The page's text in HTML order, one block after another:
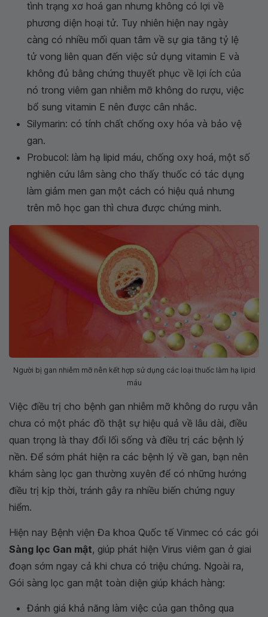
tình trạng xơ hoá gan nhưng không có lợi về
phương diện hoại tử. Tuy nhiên hiện nay ngày
càng có nhiều mối quan tâm về sự gia tăng tỷ lệ
tử vong liên quan đến việc sử dụng vitamin E và
không đủ bằng chứng thuyết phục về lợi ích của
nó trong viêm gan nhiễm mỡ không do rượu, việc
bổ sung vitamin E nên được cân nhắc.
Silymarin: có tính chất chống oxy hóa và bảo vệ
gan.
Probucol: làm hạ lipid máu, chống oxy hoá, một số
nghiên cứu lâm sàng cho thấy thuốc có tác dụng
làm giảm men gan một cách có hiệu quả nhưng
trên mô học gan thì chưa được chứng minh.
Người bị gan nhiễm mỡ nên kết hợp sử dụng các loại thuốc làm hạ lipid
máu
Việc điều trị cho bệnh gan nhiễm mỡ không do rượu vẫn
chưa có một phác đồ thật sự hiệu quả về lâu dài, điều
quan trọng là thay đổi lối sống và điều trị các bệnh lý
nền. Để sớm phát hiện ra các bệnh lý về gan, bạn nên
khám sàng lọc gan thường xuyên để có những hướng
điều trị kịp thời, tránh gây ra nhiều biến chứng nguy
hiểm.
Hiện nay Bệnh viện Đa khoa Quốc tế Vinmec có các gói
Sàng lọc Gan mật, giúp phát hiện Virus viêm gan ở giai
đoạn sớm ngay cả khi chưa có triệu chứng. Ngoài ra,
Gói sàng lọc gan mật toàn diện giúp khách hàng:
Đánh giá khả năng làm việc của gan thông qua